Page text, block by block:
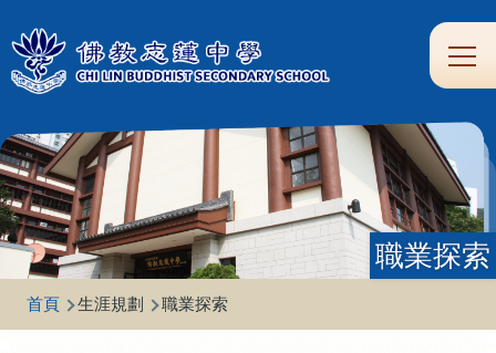
Main
生
涯
劃
家
校
作
校
友
圖
書
園
道
職業探索
導
航
首頁 生涯規劃 職業探索